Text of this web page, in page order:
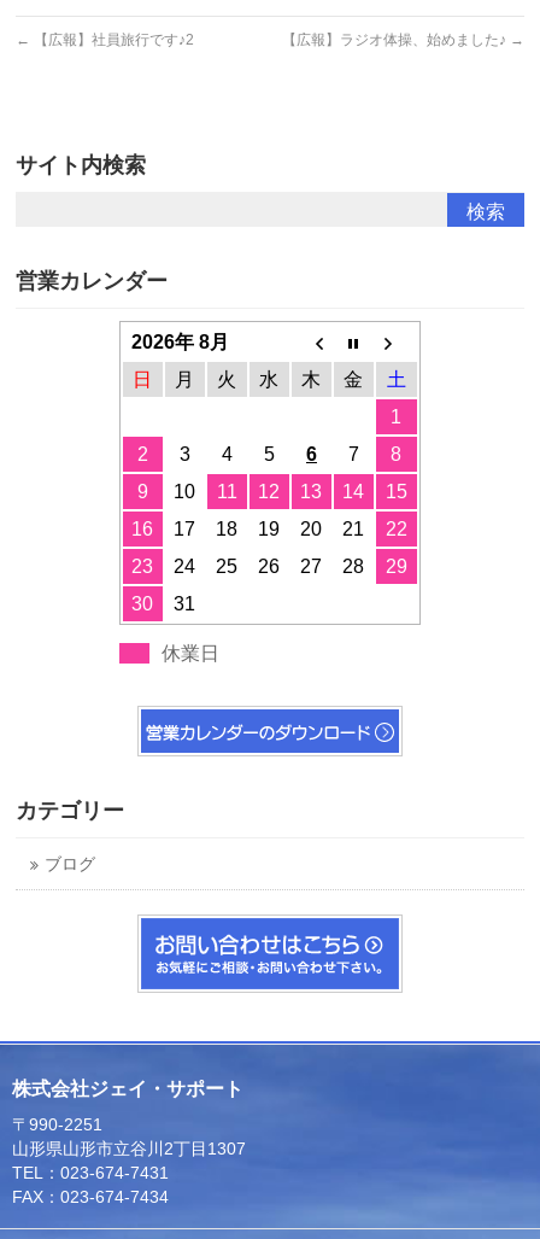
← 【広報】社員旅行です♪2 【広報】ラジオ体操、始めました♪ →
サイト内検索
営業カレンダー
2026年 8月
日
月 火 水 木 金
土
1
2
3 4 5 6 7
8
9
10 11 12 13 14
15
16
17 18 19 20 21
22
23
24 25 26 27 28
29
30
31
休業日
カテゴリー
ブログ
株式会社ジェイ・サポート
〒990-2251
山形県山形市立谷川2丁目1307
TEL：023-674-7431
FAX：023-674-7434